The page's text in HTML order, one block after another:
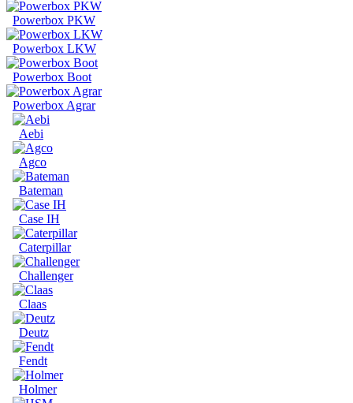
Powerbox PKW
Powerbox LKW
Powerbox Boot
Powerbox Agrar
Aebi
Agco
Bateman
Case IH
Caterpillar
Challenger
Claas
Deutz
Fendt
Holmer